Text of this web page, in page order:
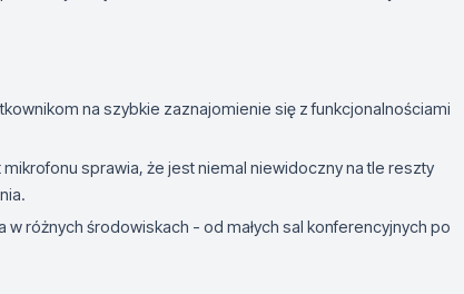
na szybkie zaznajomienie się z funkcjonalnościami
mikrofonu sprawia, że jest niemal niewidoczny na tle reszty
w różnych środowiskach - od małych sal konferencyjnych po